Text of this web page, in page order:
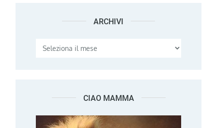
ARCHIVI Archivi
CIAO MAMMA